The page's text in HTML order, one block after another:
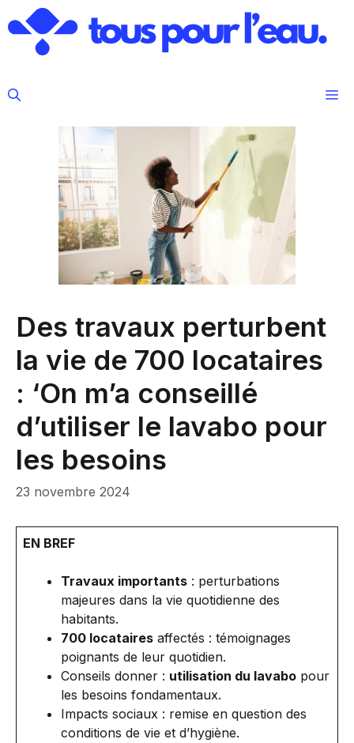
au
contenu
Des travaux perturbent
la vie de 700 locataires
: ‘On m’a conseillé
d’utiliser le lavabo pour
les besoins
23 novembre 2024
EN BREF
Travaux importants : perturbations
majeures dans la vie quotidienne des
habitants.
700 locataires affectés : témoignages
poignants de leur quotidien.
Conseils donner : utilisation du lavabo pour
les besoins fondamentaux.
Impacts sociaux : remise en question des
conditions de vie et d’hygiène.